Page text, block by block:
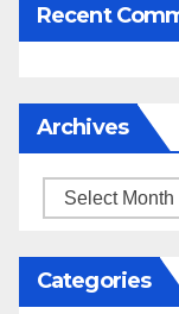
Recent
Archives
Archives
Categories